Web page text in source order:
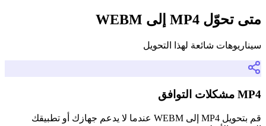
متى تحوّل MP4 إلى WEBM
سيناريوهات شائعة لهذا التحويل
MP4 مشكلات التوافق
قم بتحويل MP4 إلى WEBM عندما لا يدعم جهازك أو تطبيقك